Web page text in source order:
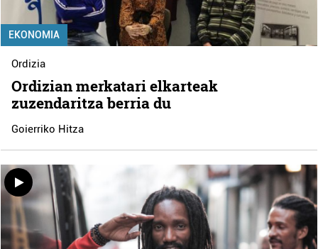
EKONOMIA
Ordizia
Ordizian merkatari elkarteak
zuzendaritza berria du
Goierriko Hitza